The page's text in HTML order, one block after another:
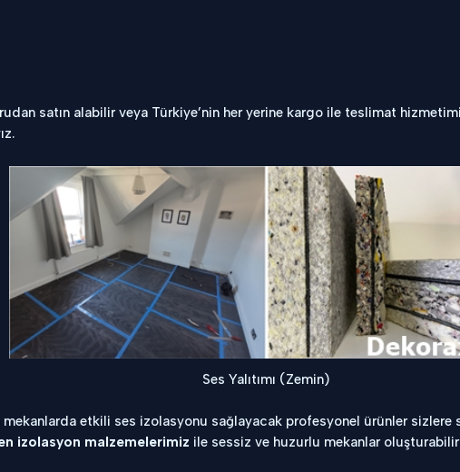
satın alabilir veya Türkiye’nin her yerine kargo ile teslimat
Ses Yalıtımı (Zemin)
etkili ses izolasyonu sağlayacak profesyonel ürünler sizlere
izolasyon malzemelerimiz ile sessiz ve huzurlu mekanlar